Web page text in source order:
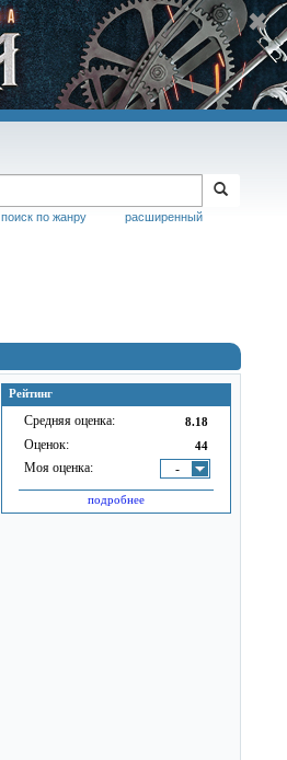
расширенный
поиск по жанру
Рейтинг
Средняя оценка: 8.18
Оценок: 44
Моя оценка: -
подробнее